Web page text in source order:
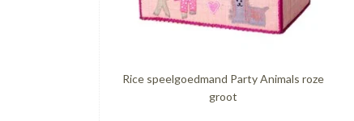
Rice speelgoedmand Party Animals roze
groot